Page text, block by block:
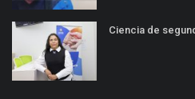
Ciencia de